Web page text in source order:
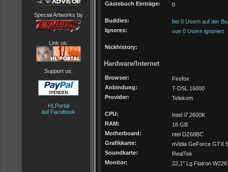
Special Artworks by
Link us:
Support us:
HLPortal
auf Facebook
Gästebuch Einträge:
0
Buddies:
bei 0 Usern auf der
Ignores:
von 0 Usern ignoriert
Nickhistory:
Hardware/Internet
Browser:
Firefox
Anbindung:
T-DSL 16000
Provider:
Telekom
CPU:
Intel i7 2600K
RAM:
16 GB
Motherboard:
ntel DZ68BC
Grafikkarte:
nVidia GeForce GTX
Soundkarte:
RealTek
Monitor:
22,1" Lg Flatron